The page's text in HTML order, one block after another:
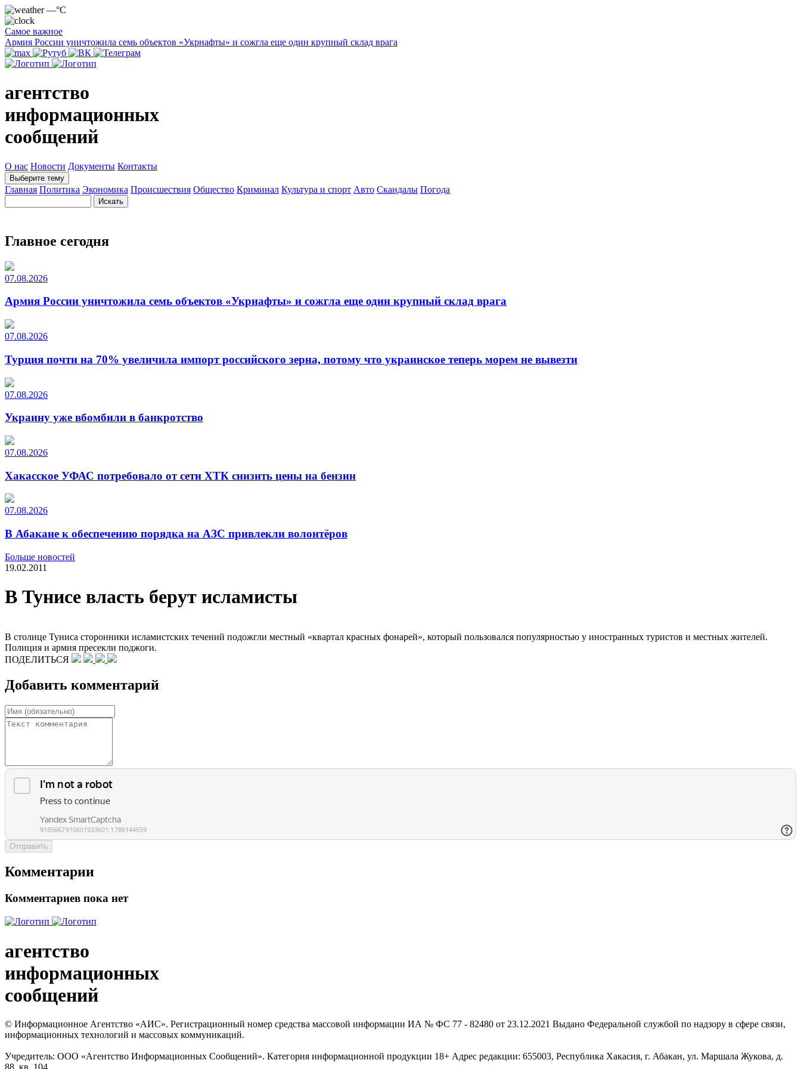
—°C
Самое важное
Армия России уничтожила семь объектов «Укрнафты» и сожгла еще один крупный склад врага
агентство
информационных
сообщений
О нас Новости Документы Контакты
Выберите тему
Главная Политика Экономика Происшествия Общество Криминал Культура и спорт Авто Скандалы Погода
Главное сегодня
07.08.2026
Армия России уничтожила семь объектов «Укрнафты» и сожгла еще один крупный склад врага
07.08.2026
Турция почти на 70% увеличила импорт российского зерна, потому что украинское теперь морем не вывезти
07.08.2026
Украину уже вбомбили в банкротство
07.08.2026
Хакасское УФАС потребовало от сети ХТК снизить цены на бензин
07.08.2026
В Абакане к обеспечению порядка на АЗС привлекли волонтёров
Больше новостей
19.02.2011
В Тунисе власть берут исламисты
В столице Туниса сторонники исламистских течений подожгли местный «квартал красных фонарей», который пользовался популярностью у иностранных туристов и местных жителей.
Полиция и армия пресекли поджоги.
ПОДЕЛИТЬСЯ
Добавить комментарий
Отправить
Комментарии
Комментариев пока нет
агентство
информационных
сообщений
© Информационное Агентство «АИС». Регистрационный номер средства массовой информации ИА № ФС 77 - 82480 от 23.12.2021 Выдано Федеральной службой по надзору в сфере связи,
информационных технологий и массовых коммуникаций.
Учредитель: ООО «Агентство Информационных Сообщений». Категория информационной продукции 18+ Адрес редакции: 655003, Республика Хакасия, г. Абакан, ул. Маршала Жукова, д.
88, кв. 104.